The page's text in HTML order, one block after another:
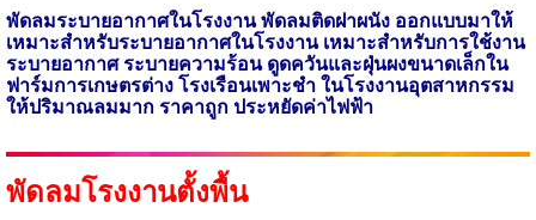
พัดลมระบายอากาศในโรงงาน พัดลมติดฝาผนัง ออกแบบมาให้
เหมาะสำหรับระบายอากาศในโรงงานเหมาะสำหรับการใช้งาน
ระบายอากาศ ระบายความร้อน ดูดควันและฝุ่นผงขนาดเล็กใน
ฟาร์มการเกษตรต่าง โรงเรือนเพาะชำ ในโรงงานอุตสาหกรรม
ให้ปริมาณลมมาก ราคาถูก ประหยัดค่าไฟฟ้า
พัดลมโรงงานตั้งพื้น